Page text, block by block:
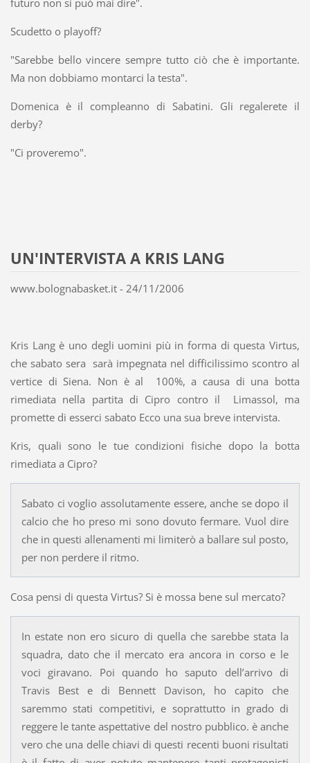
futuro non si può mai dire".
Scudetto o playoff?
"Sarebbe bello vincere sempre tutto ciò che è importante.
Ma non dobbiamo montarci la testa".
Domenica è il compleanno di Sabatini. Gli regalerete il
derby?
"Ci proveremo".
UN'INTERVISTA A KRIS LANG
www.bolognabasket.it - 24/11/2006
Kris Lang è uno degli uomini più in forma di questa Virtus,
che sabato sera sarà impegnata nel difficilissimo scontro al
vertice di Siena. Non è al 100%, a causa di una botta
rimediata nella partita di Cipro contro il Limassol, ma
promette di esserci sabato Ecco una sua breve intervista.
Kris, quali sono le tue condizioni fisiche dopo la botta
rimediata a Cipro?
Sabato ci voglio assolutamente essere, anche se dopo il
calcio che ho preso mi sono dovuto fermare. Vuol dire
che in questi allenamenti mi limiterò a ballare sul posto,
per non perdere il ritmo.
Cosa pensi di questa Virtus? Si è mossa bene sul mercato?
In estate non ero sicuro di quella che sarebbe stata la
squadra, dato che il mercato era ancora in corso e le
voci giravano. Poi quando ho saputo dell’arrivo di
Travis Best e di Bennett Davison, ho capito che
saremmo stati competitivi, e soprattutto in grado di
reggere le tante aspettative del nostro pubblico. è anche
vero che una delle chiavi di questi recenti buoni risultati